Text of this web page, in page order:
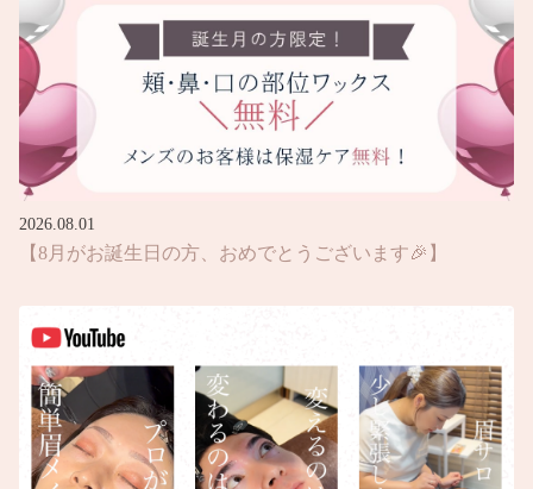
2026.08.01
【8月がお誕生日の方、おめでとうございます🎉】